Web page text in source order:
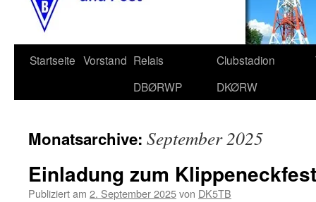
Zum
Startseite Vorstand Relais
DBØRWP
Clubstadion
DKØRW
Monatsarchive: September 2025
Einladung zum
Publiziert am 2. September 2025von DK5TB